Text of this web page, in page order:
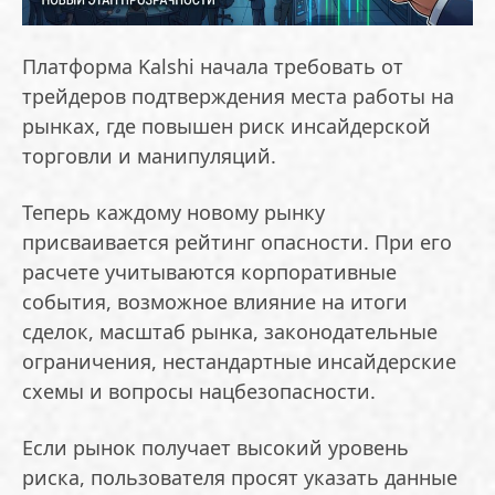
Платформа Kalshi начала требовать от
трейдеров подтверждения места работы на
рынках, где повышен риск инсайдерской
торговли и манипуляций.
Теперь каждому новому рынку
присваивается рейтинг опасности. При его
расчете учитываются корпоративные
события, возможное влияние на итоги
сделок, масштаб рынка, законодательные
ограничения, нестандартные инсайдерские
схемы и вопросы нацбезопасности.
Если рынок получает высокий уровень
риска, пользователя просят указать данные